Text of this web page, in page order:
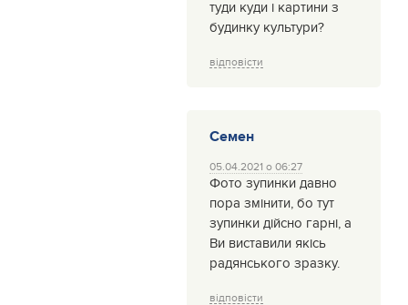
туди куди і картини з
будинку культури?
відповісти
Семен
05.04.2021 о 06:27
Фото зупинки давно
пора змінити, бо тут
зупинки дійсно гарні, а
Ви виставили якісь
радянського зразку.
відповісти